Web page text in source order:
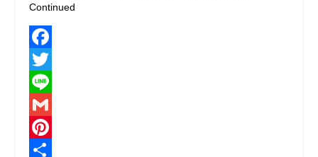
Continued
Facebook
Twitter
Line
Gmail
Pinterest